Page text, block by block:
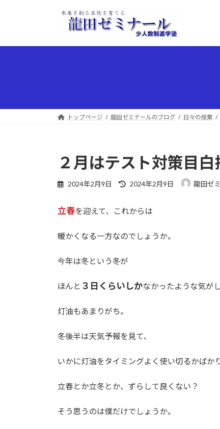
プ
動
トップページ 龍田ゼミナールのブログ 日々の授業
２月はテスト対策目白
2024年2月9日
最
新
:
2024年2月9日 龍田ゼ
立春を迎えて、これからは
暖かくなる一方なのでしょうか。
今年は冬という冬が
ほんと ３日くらいしかなかったような気がし
灯油もあまりがち。
冬後半は天気予報を見て、
いかに灯油をタイミングよく使い切るかばか
立春とか立冬とか、ずらして良くない？
そう思うのは僕だけでしょうか。